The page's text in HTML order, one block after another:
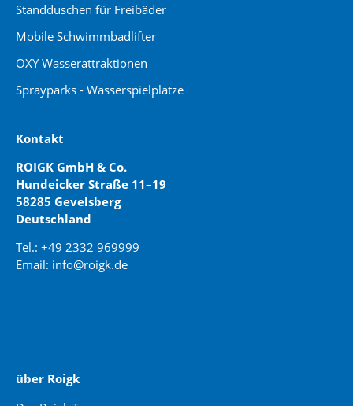
Standduschen für Freibäder
Mobile Schwimmbadlifter
OXY Wasserattraktionen
Sprayparks - Wasserspielplätze
Kontakt
ROIGK GmbH & Co.
Hundeicker Straße 11–19
58285 Gevelsberg
Deutschland
Tel.: +49 2332 969999
Email: info@roigk.de
über Roigk